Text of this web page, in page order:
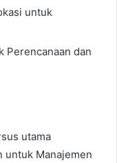
untuk
Perencanaan dan
utama
untuk Manajemen